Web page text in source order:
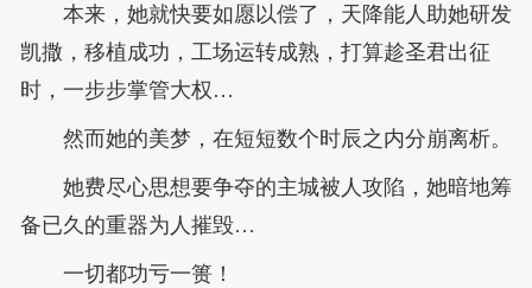
本来，她就快要如愿以偿了，天降能人助她研发
凯撒，移植成功，工场运转成熟，打算趁圣君出征
时，一步步掌管大权…
然而她的美梦，在短短数个时辰之内分崩离析。
她费尽心思想要争夺的主城被人攻陷，她暗地筹
备已久的重器为人摧毁…
一切都功亏一篑！